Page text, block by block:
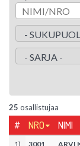
25 osallistujaa
# NRO NIMI
1) 3001
ARVI